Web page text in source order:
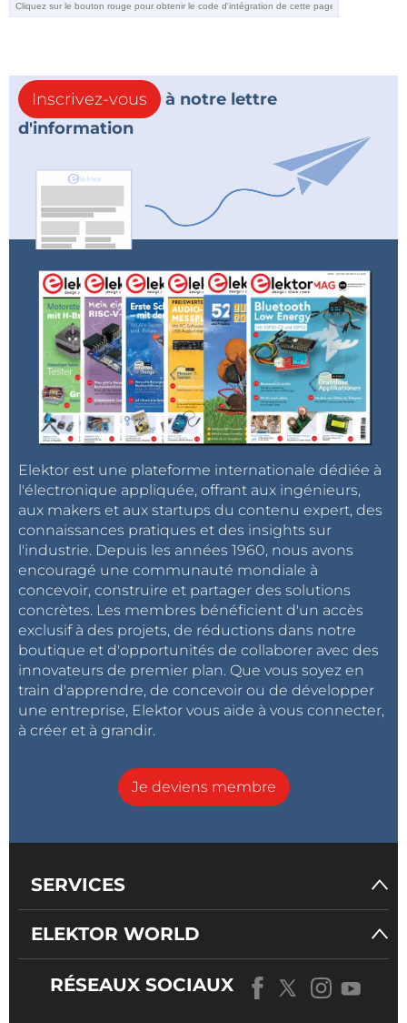
Inscrivez-vous
à notre lettre
d'information
Elektor est une plateforme internationale dédiée à
l'électronique appliquée, offrant aux ingénieurs,
aux makers et aux startups du contenu expert, des
connaissances pratiques et des insights sur
l'industrie. Depuis les années 1960, nous avons
encouragé une communauté mondiale à
concevoir, construire et partager des solutions
concrètes. Les membres bénéficient d'un accès
exclusif à des projets, de réductions dans notre
boutique et d'opportunités de collaborer avec des
innovateurs de premier plan. Que vous soyez en
train d'apprendre, de concevoir ou de développer
une entreprise, Elektor vous aide à vous connecter,
à créer et à grandir.
Je deviens membre
SERVICES
ELEKTOR WORLD
RÉSEAUX SOCIAUX